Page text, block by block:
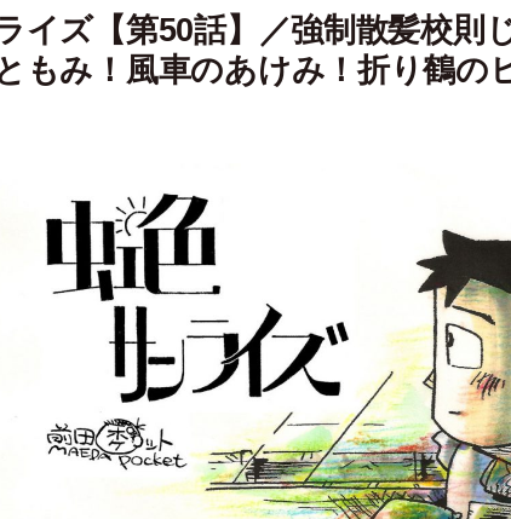
イズ【第50話】／強制散髪校則
もみ！風車のあけみ！折り鶴の